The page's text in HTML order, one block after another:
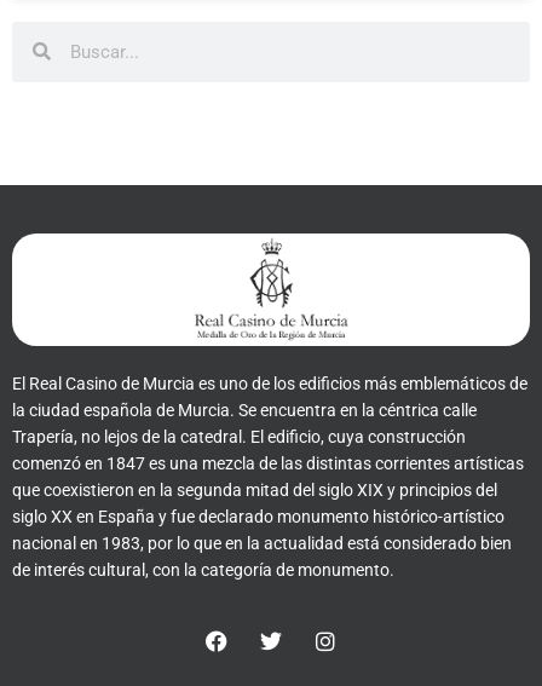
El Real Casino de Murcia es uno de los edificios más emblemáticos de
la ciudad española de Murcia. Se encuentra en la céntrica calle
Trapería, no lejos de la catedral. El edificio, cuya construcción
comenzó en 1847 es una mezcla de las distintas corrientes artísticas
que coexistieron en la segunda mitad del siglo XIX y principios del
siglo XX en España y fue declarado monumento histórico-artístico
nacional en 1983, por lo que en la actualidad está considerado bien
de interés cultural, con la categoría de monumento.
F
a
T
w
I
n